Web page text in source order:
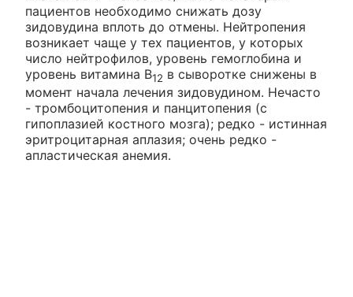
пациентов необходимо снижать дозу
зидовудина вплоть до отмены. Нейтропения
возникает чаще у тех пациентов, у которых
число нейтрофилов, уровень гемоглобина и
уровень витамина В12 в сыворотке снижены в
момент начала лечения зидовудином. Нечасто
- тромбоцитопения и панцитопения (с
гипоплазией костного мозга); редко - истинная
эритроцитарная аплазия; очень редко -
апластическая анемия.